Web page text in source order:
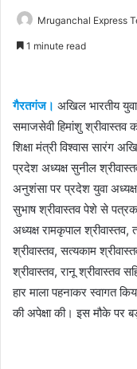
Mruganchal Express
1 minute read
गैरतगंज। अखिल भारतीय
समाजसेवी हिमांशु श्रीवास्तव
शिक्षा मंत्री विश्वास सारंग
प्रदेश अध्यक्ष सुनील
अनुशंसा पर प्रदेश युवा
सुभाष श्रीवास्तव पेशे से
अध्यक्ष रामकृपाल श्रीवास्तव,
श्रीवास्तव, सत्यकाम
श्रीवास्तव, रानू श्रीवास्तव
हार माला पहनाकर स्वागत
की अपेक्षा की। इस मौके पर